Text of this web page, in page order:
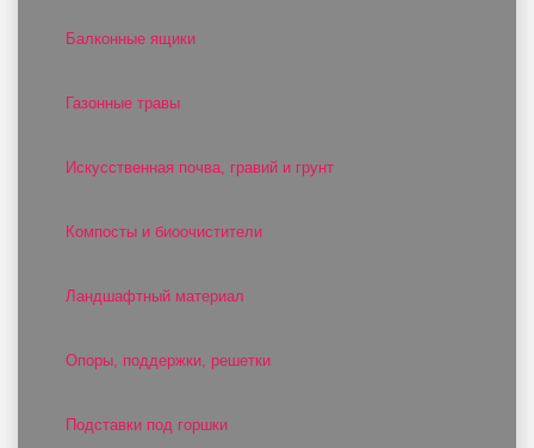
Балконные ящики
Газонные травы
Искусственная почва, гравий и грунт
Компосты и биоочистители
Ландшафтный материал
Опоры, поддержки, решетки
Подставки под горшки